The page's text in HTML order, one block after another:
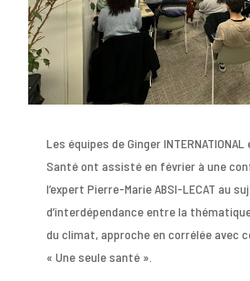
Les équipes de Ginger
Santé ont assisté en février à une
l’expert Pierre-Marie ABSI-LECAT au
d’interdépendance entre la
du climat, approche en corrélée avec
« Une seule santé ».